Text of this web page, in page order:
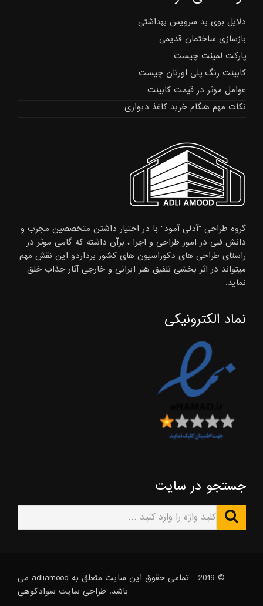
دلایل بوی بد سرویس بهداشتی
بازسازی ساختمان قدیمی
پارکت لمینت چیست
کابینت رنگ پلی اورتان چیست
عوامل موثر در قیمت کابینت
نکات مهم هنگام خرید کاغذ دیواری
گروه طراحی "آدلی آمود" با در اختیار داشتن متخصصین مجرب و
دانش فنی در امور طراحی و اجرا ، برآن داشته که گامی موثر در
راستای طراحی های دکوراسیون های کشور برداردو این نقش مهم
میتواند در اثر بخشی تلفیق هنر ایرانی و خارجی آثار جذاب خلق
نماید.
نماد الکترونیکی
جستجو در سایت
© 2019 - تمامی حقوق این سایت متعلق به adliamood می
باشد. طراحی سایت سوادکوهی